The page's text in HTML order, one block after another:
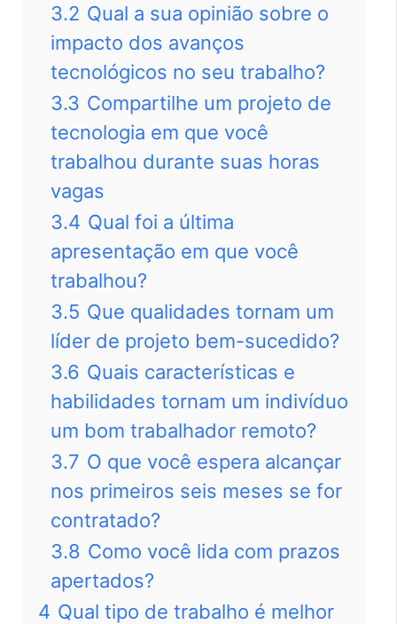
3.2 Qual a sua opinião sobre o
impacto dos avanços
tecnológicos no seu trabalho?
3.3 Compartilhe um projeto de
tecnologia em que você
trabalhou durante suas horas
vagas
3.4 Qual foi a última
apresentação em que você
trabalhou?
3.5 Que qualidades tornam um
líder de projeto bem-sucedido?
3.6 Quais características e
habilidades tornam um indivíduo
um bom trabalhador remoto?
3.7 O que você espera alcançar
nos primeiros seis meses se for
contratado?
3.8 Como você lida com prazos
apertados?
4 Qual tipo de trabalho é melhor